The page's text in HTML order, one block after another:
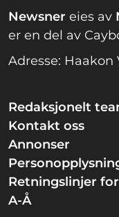
Newsner eies av
er en del av
Adresse: Haakon
Redaksjonelt
Kontakt oss
Annonser
Retningslinjer
A-Å